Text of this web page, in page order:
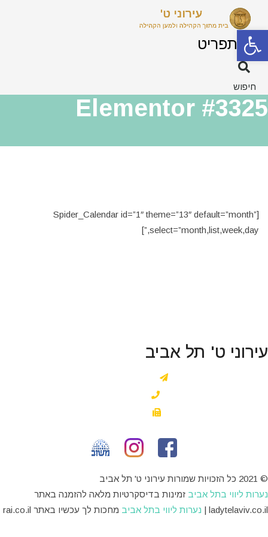
פתח סרגל נגישות
תפריט
חיפוש
Elementor #3325
[Spider_Calendar id=”1″ theme=”13″ default=”month”
select=”month,list,week,day,”]
עירוני ט' תל אביב
© 2021 כל הזכויות שמורות עירוני ט' תל אביב
נערות ליווי בתל אביב זמינות בדיסקרטיות מלאה להזמנה באתר
‎ladytelaviv.co.il |
נערות ליווי בתל אביב מחכות לך עכשיו באתר rai.co.il